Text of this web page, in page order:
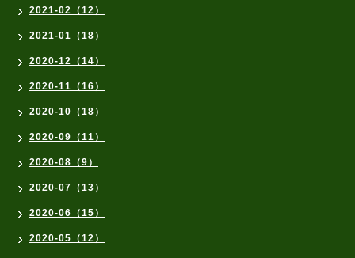
2021-02（12）
2021-01（18）
2020-12（14）
2020-11（16）
2020-10（18）
2020-09（11）
2020-08（9）
2020-07（13）
2020-06（15）
2020-05（12）